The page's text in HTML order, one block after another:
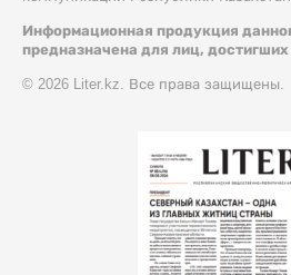
Информационная продукция
предназначена для лиц, достигших
© 2026 Liter.kz. Все права защищены.